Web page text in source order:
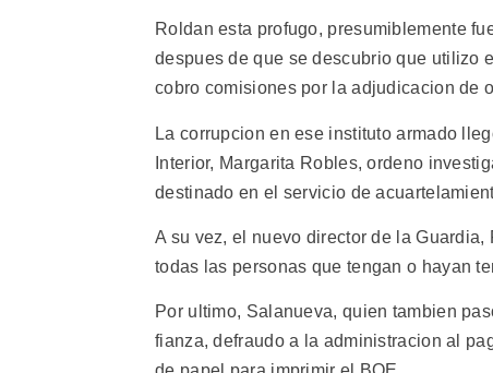
Roldan esta profugo, presumiblemente
despues de que se descubrio que utilizo
cobro comisiones por la adjudicacion de
La corrupcion en ese instituto armado
Interior, Margarita Robles, ordeno
destinado en el servicio de
A su vez, el nuevo director de la
todas las personas que tengan o hayan
Por ultimo, Salanueva, quien tambien
fianza, defraudo a la administracion al